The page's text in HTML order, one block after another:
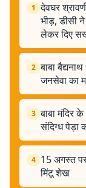
1 देवघर
भीड़, डीसी
लेकर दिए
2 बाबा
जनसेवा का
3 बाबा मंदिर
संदिग्ध पेड़ा
4 15 अगस्त पर
मिंटू शेख